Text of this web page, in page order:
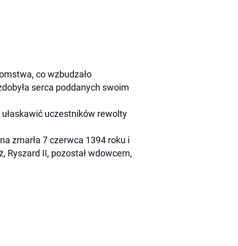
co wzbudzało
serca poddanych swoim
uczestników rewolty
zmarła 7 czerwca 1394 roku i
Ryszard II, pozostał wdowcem,